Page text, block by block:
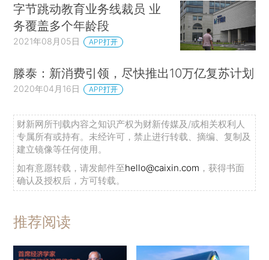
字节跳动教育业务线裁员 业
务覆盖多个年龄段
2021年08月05日 APP打开
滕泰：新消费引领，尽快推出10万亿复苏计划
2020年04月16日 APP打开
财新网所刊载内容之知识产权为财新传媒及/或相关权利人
专属所有或持有。未经许可，禁止进行转载、摘编、复制及
建立镜像等任何使用。
如有意愿转载，请发邮件至hello@caixin.com ，获得书面
确认及授权后，方可转载。
推荐阅读